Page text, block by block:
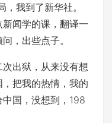
我到了新华社。
闻学的课，翻译一
，出些点子。
出狱，从来没有想
把我的热情，我的
国，没想到，198